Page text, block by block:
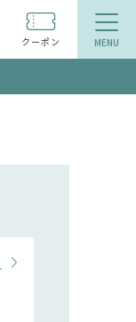
クーポン